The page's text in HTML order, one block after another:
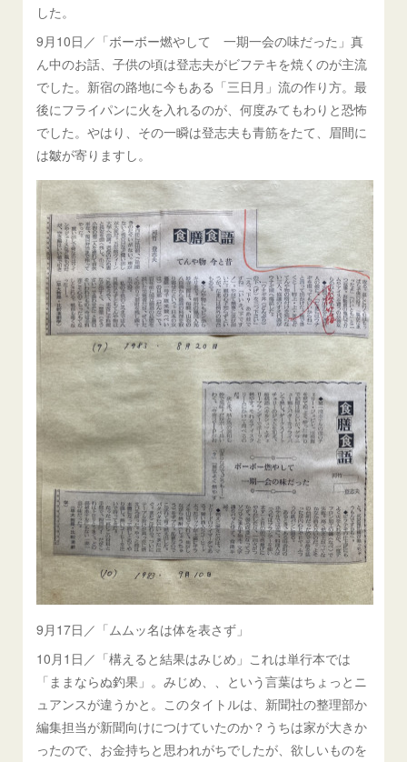
した。
9月10日／「ボーボー燃やして 一期一会の味だった」真
ん中のお話、子供の頃は登志夫がビフテキを焼くのが主流
でした。新宿の路地に今もある「三日月」流の作り方。最
後にフライパンに火を入れるのが、何度みてもわりと恐怖
でした。やはり、その一瞬は登志夫も青筋をたて、眉間に
は皺が寄りますし。
9月17日／「ムムッ名は体を表さず」
10月1日／「構えると結果はみじめ」これは単行本では
「ままならぬ釣果」。みじめ、、という言葉はちょっとニ
ュアンスが違うかと。このタイトルは、新聞社の整理部か
編集担当が新聞向けにつけていたのか？うちは家が大きか
ったので、お金持ちと思われがちでしたが、欲しいものを